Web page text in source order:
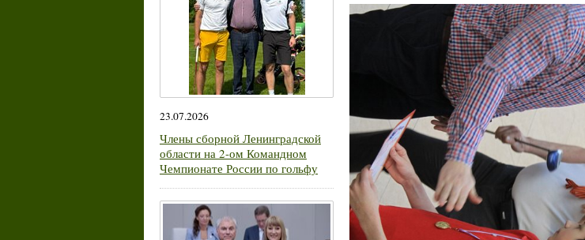
23.07.2026
Члены сборной Ленинградской
области на 2-ом Командном
Чемпионате России по гольфу